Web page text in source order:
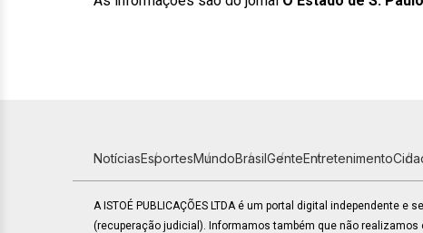
NotíciasEsportesMundoBrasilGenteEntretenimento
A ISTOÉ PUBLICAÇÕES LTDA é um portal digital independente e
(recuperação judicial). Informamos também que não